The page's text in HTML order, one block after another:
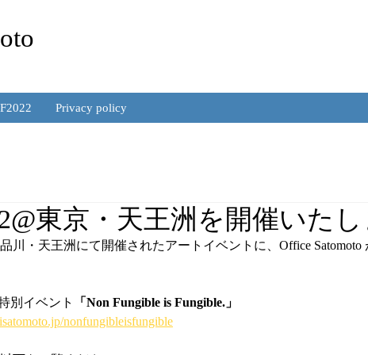
Privacy policy
東京・天王洲を開催いたし
川・天王洲にて開催されたアートイベントに、Office Satomoto
別イベント
「Non Fungible is Fungible.」
nonfungibleisfungible